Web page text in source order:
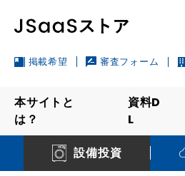
掲載希望 審査フォーム
本サイトと
は？
資料D
L
設備投資